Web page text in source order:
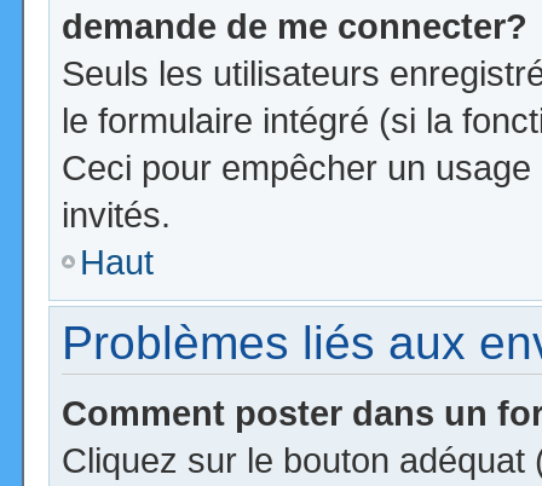
demande de me connecter?
Seuls les utilisateurs
le formulaire intégré (si la
Ceci pour empêcher un
invités.
Haut
Problèmes liés aux
Comment poster dans un
Cliquez sur le bouton